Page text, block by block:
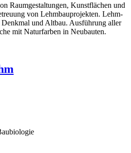
Raumgestaltungen, Kunstflächen und
von Lehmbauprojekten. Lehm-
und Altbau. Ausführung aller
mit Naturfarben in Neubauten.